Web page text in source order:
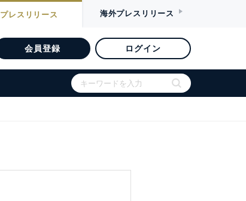
プレスリリース 海外プレスリリース
会員登録 ログイン